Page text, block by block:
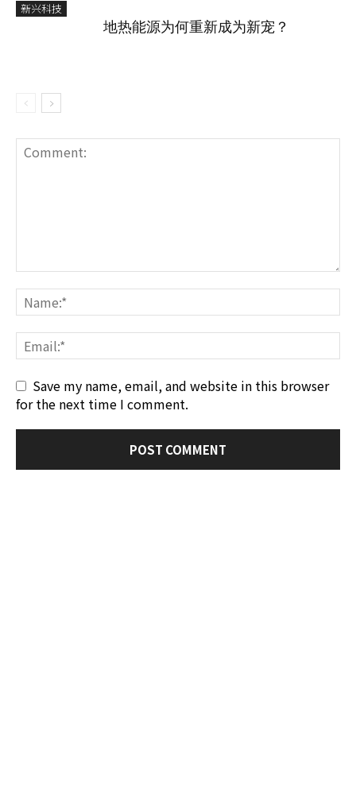
新兴科技
地热能源为何重新成为新宠？
Save my name, email, and website in this browser
for the next time I comment.